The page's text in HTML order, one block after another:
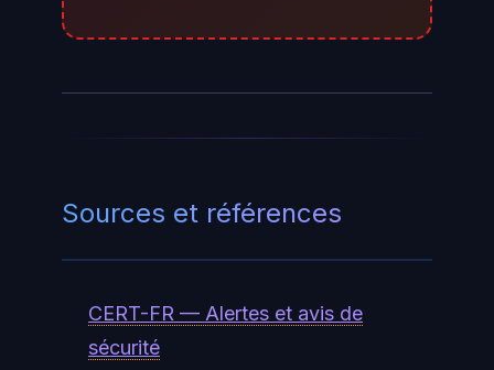
l'API, potentiellement à un tarif
Sources et références
CERT-FR — Alertes et avis de
sécurité